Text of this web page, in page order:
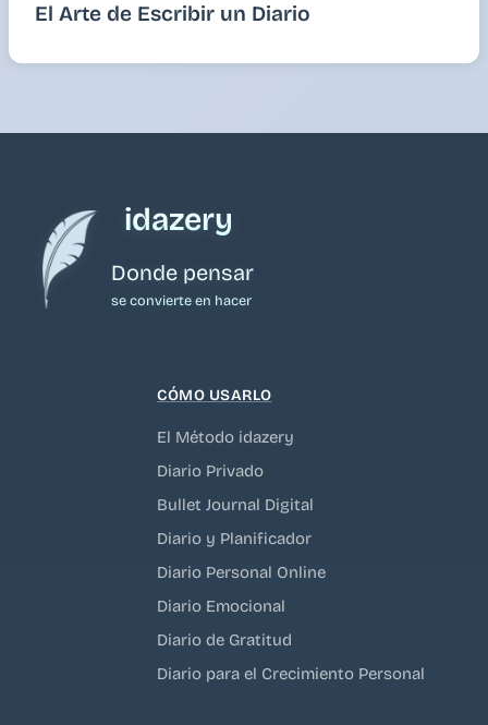
El Arte de Escribir un Diario
idazery
Donde pensar
se convierte en hacer
CÓMO USARLO
El Método idazery
Diario Privado
Bullet Journal Digital
Diario y Planificador
Diario Personal Online
Diario Emocional
Diario de Gratitud
Diario para el Crecimiento Personal